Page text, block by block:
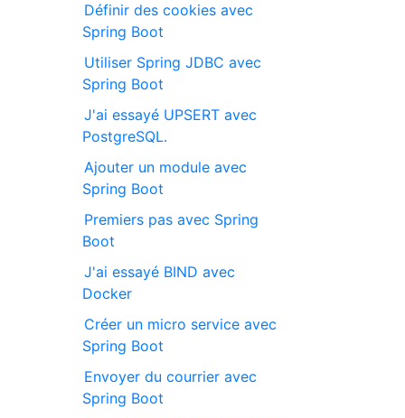
Définir des cookies avec
Spring Boot
Utiliser Spring JDBC avec
Spring Boot
J'ai essayé UPSERT avec
PostgreSQL.
Ajouter un module avec
Spring Boot
Premiers pas avec Spring
Boot
J'ai essayé BIND avec
Docker
Créer un micro service avec
Spring Boot
Envoyer du courrier avec
Spring Boot